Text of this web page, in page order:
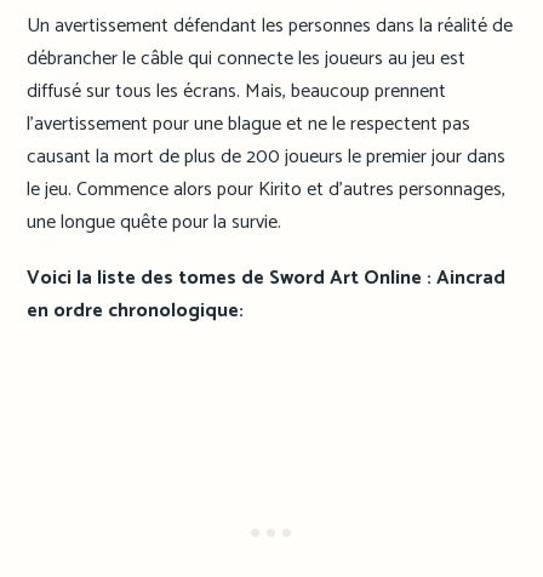
Un avertissement défendant les personnes dans la réalité de
débrancher le câble qui connecte les joueurs au jeu est
diffusé sur tous les écrans. Mais, beaucoup prennent
l’avertissement pour une blague et ne le respectent pas
causant la mort de plus de 200 joueurs le premier jour dans
le jeu. Commence alors pour Kirito et d’autres personnages,
une longue quête pour la survie.
Voici la liste des tomes de Sword Art Online : Aincrad
en ordre chronologique: